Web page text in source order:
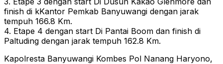
finish di kKantor Pemkab Banyuwangi dengan jarak
tempuh 166.8 Km.
4. Etape 4 dengan start Di Pantai Boom dan finish di
Paltuding dengan jarak tempuh 162.8 Km.
Kapolresta Banyuwangi Kombes Pol Nanang Haryono,